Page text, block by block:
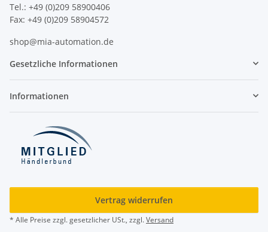
Tel.: +49 (0)209 58900406
Fax: +49 (0)209 58904572
shop@mia-automation.de
Gesetzliche Informationen
Informationen
Vertrag widerrufen
* Alle Preise zzgl. gesetzlicher USt., zzgl.Versand